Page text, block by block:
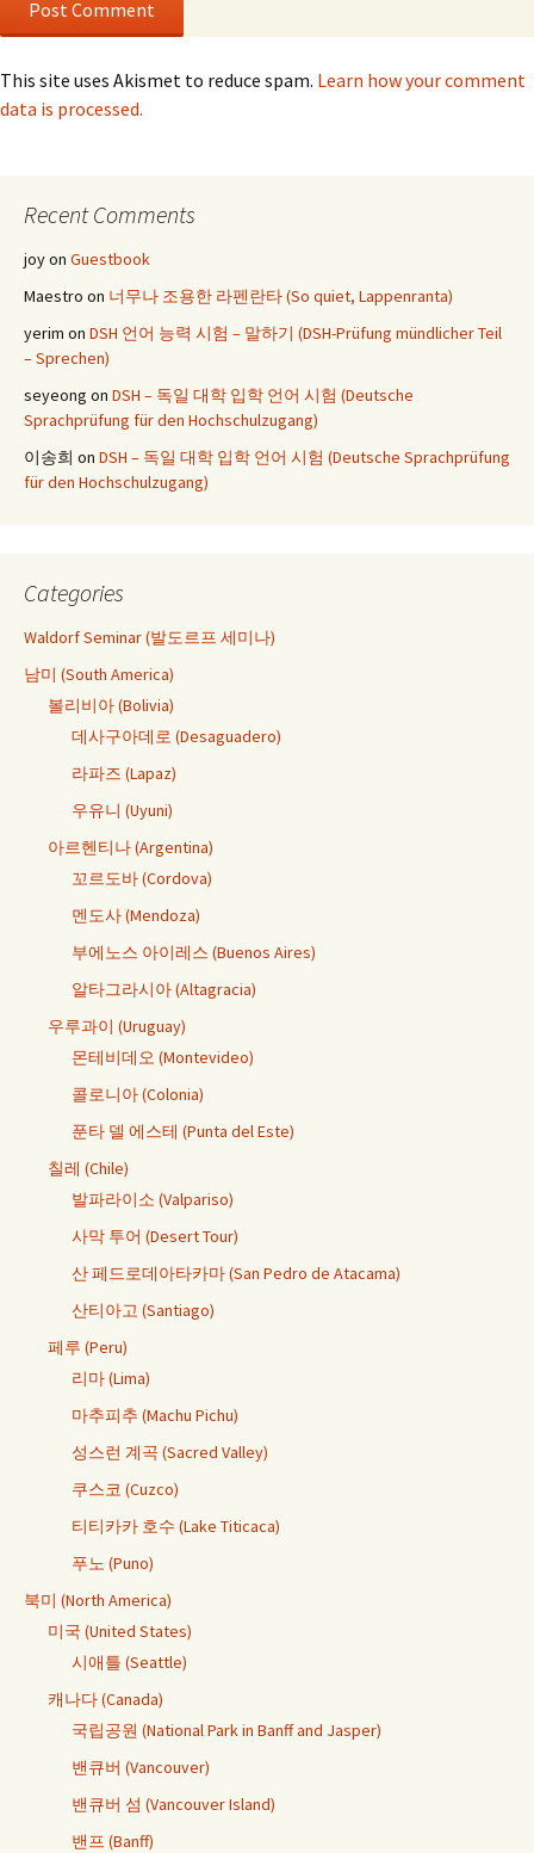
This site uses Akismet to reduce spam. Learn how your comment
data is processed.
Recent Comments
joyon Guestbook
Maestro on 너무나 조용한 라펜란타 (So quiet, Lappenranta)
yerim on DSH 언어 능력 시험 – 말하기 (DSH-Prüfung mündlicher Teil
– Sprechen)
seyeong on DSH – 독일 대학 입학 언어 시험 (Deutsche
Sprachprüfung für den Hochschulzugang)
이송희 on DSH – 독일 대학 입학 언어 시험 (Deutsche Sprachprüfung
für den Hochschulzugang)
Categories
Waldorf Seminar (발도르프 세미나)
남미 (South America)
볼리비아 (Bolivia)
데사구아데로 (Desaguadero)
라파즈 (Lapaz)
우유니 (Uyuni)
아르헨티나 (Argentina)
꼬르도바 (Cordova)
멘도사 (Mendoza)
부에노스 아이레스 (Buenos Aires)
알타그라시아 (Altagracia)
우루과이 (Uruguay)
몬테비데오 (Montevideo)
콜로니아 (Colonia)
푼타 델 에스테 (Punta del Este)
칠레 (Chile)
발파라이소 (Valpariso)
사막 투어 (Desert Tour)
산 페드로데아타카마 (San Pedro de Atacama)
산티아고 (Santiago)
페루 (Peru)
리마 (Lima)
마추피추 (Machu Pichu)
성스런 계곡 (Sacred Valley)
쿠스코 (Cuzco)
티티카카 호수 (Lake Titicaca)
푸노 (Puno)
북미 (North America)
미국 (United States)
시애틀 (Seattle)
캐나다 (Canada)
국립공원 (National Park in Banff and Jasper)
밴큐버 (Vancouver)
밴큐버 섬 (Vancouver Island)
밴프 (Banff)